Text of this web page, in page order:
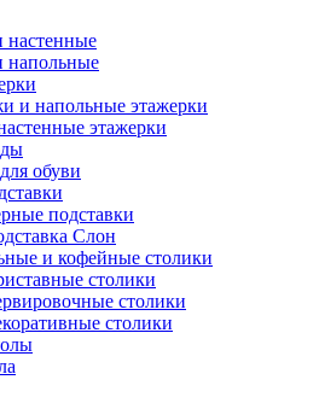
настенные
напольные
и напольные этажерки
этажерки
обуви
подставки
Слон
и кофейные столики
столики
столики
столики